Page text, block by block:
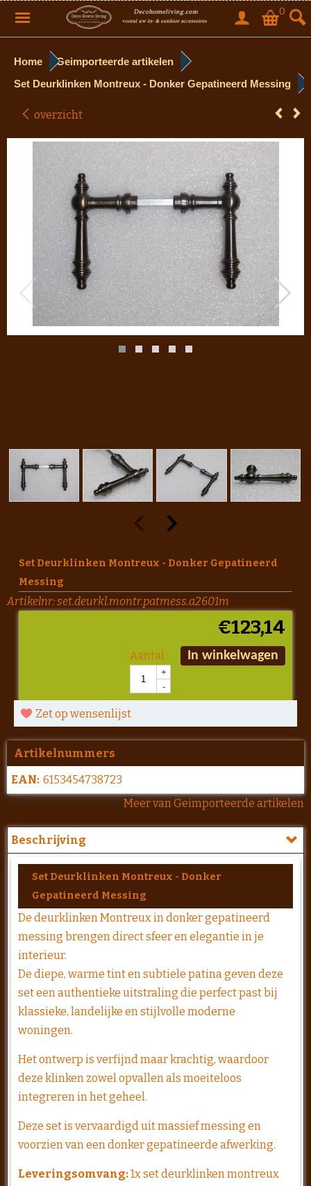
0
Home
Geimporteerde artikelen
Set Deurklinken Montreux - Donker Gepatineerd Messing
overzicht
Set Deurklinken Montreux - Donker Gepatineerd
Messing
Artikelnr:set.deurkl.montr.patmess.a2601m
€123,14
Aantal
+
-
In winkelwagen
Zet op wensenlijst
Artikelnummers
EAN: 6153454738723
Meer van Geimporteerde artikelen
Beschrijving
Set Deurklinken Montreux - Donker
Gepatineerd Messing
De deurklinken Montreux in donker gepatineerd
messing brengen direct sfeer en elegantie in je
interieur.
De diepe, warme tint en subtiele patina geven deze
set een authentieke uitstraling die perfect past bij
klassieke, landelijke en stijlvolle moderne
woningen.
Het ontwerp is verfijnd maar krachtig, waardoor
deze klinken zowel opvallen als moeiteloos
integreren in het geheel.
Deze set is vervaardigd uit massief messing en
voorzien van een donker gepatineerde afwerking.
Leveringsomvang:1x set deurklinken montreux